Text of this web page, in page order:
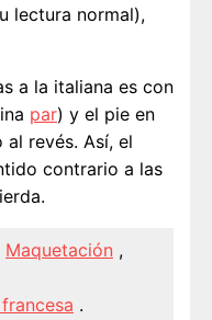
lectura normal),
a la italiana es con
par) y el pie en
al revés. Así, el
contrario a las
Maquetación ,
.